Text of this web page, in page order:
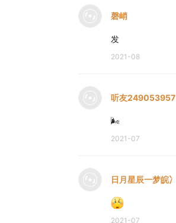
磬峭
发
2021-08
听友249053957
🌬
2021-07
日月星辰一梦皖冫
2021-07